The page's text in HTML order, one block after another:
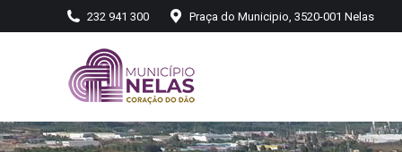
232 941 300 Praça do Municipio, 3520-001 Nelas